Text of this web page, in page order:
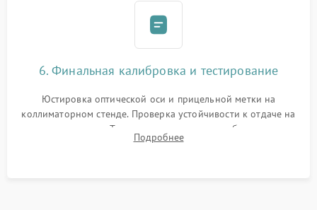
6. Финальная калибровка и тестирование
Юстировка оптической оси и прицельной метки на
коллиматорном стенде. Проверка устойчивости к отдаче на
ударном стенде. Тестирование качества изображения в
темноте, дальности обнаружения и корректной работы всех
Подробнее